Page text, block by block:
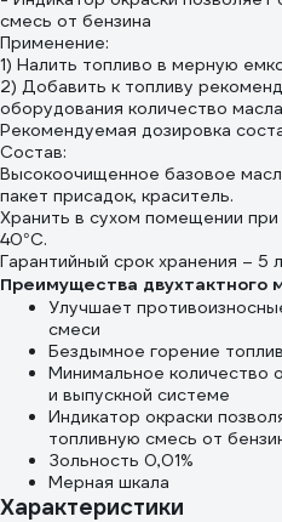
смесь от бензина
Применение:
1) Налить топливо в мерную
2) Добавить к топливу
оборудования количество
Рекомендуемая дозировка
Состав:
Высокоочищенное базовое
пакет присадок, краситель.
Хранить в сухом помещении
40°С.
Гарантийный срок хранения – 5
Преимущества
Улучшает
смеси
Бездымное горение
Минимальное количество
и выпускной системе
Индикатор окраски
топливную смесь от
Зольность 0,01%
Мерная шкала
Характеристики